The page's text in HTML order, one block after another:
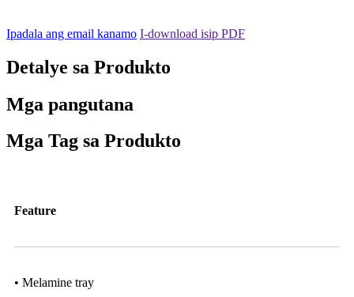
Ipadala ang email kanamo I-download isip PDF
Detalye sa Produkto
Mga pangutana
Mga Tag sa Produkto
Feature
• Melamine tray